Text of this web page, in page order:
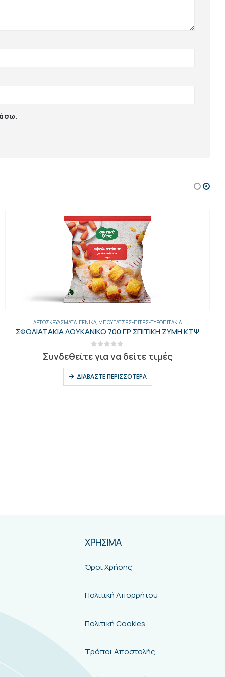
ΑΡΤΟΣΚΕΥΆΣΜΑΤΑ, ΓΕΝΙΚΑ, ΜΠΟΥΓΆΤΣΕΣ-ΠΊΤΕΣ-ΤΥΡΟΠΙΤΆΚΙΑ
ΣΦΟΛΙΑΤΑΚΙΑ ΛΟΥΚΑΝΙΚΟ 700 ΓΡ ΣΠΙΤΙΚΗ ΖΥΜΗ ΚΤΨ
Συνδεθείτε για να δείτε τιμές
ΔΙΑΒΆΣΤΕ ΠΕΡΙΣΣΌΤΕΡΑ
ΧΡΗΣΙΜΑ
Όροι Χρήσης
Πολιτική Απορρήτου
Πολιτική Cookies
Τρόποι Αποστολής